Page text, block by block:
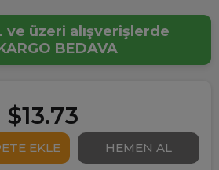
ve üzeri alışverişlerde
BEDAVA
$13.73